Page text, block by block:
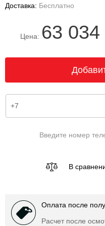
Доставка: Бесплатно
Цена: 63 034
Введите номер
В
Оплата после
Расчет после